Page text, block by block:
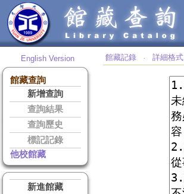
English Version
館藏查詢
新增查詢
查詢結果
查詢歷史
標記記錄
他校館藏
新進館藏
館藏記錄 ‧ 詳細格式